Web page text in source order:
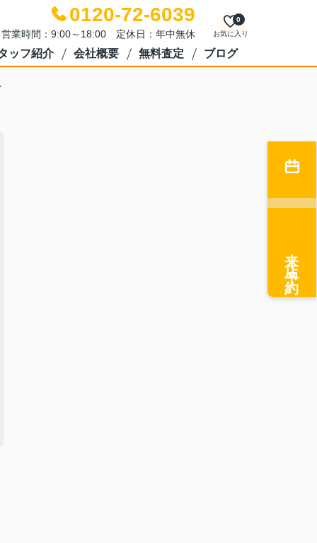
0120-72-6039
営業時間：9:00～18:00 定休日：年中無休 お気に入り
0
ッフ紹介 会社概要 無料査定 ブログ
来店予約